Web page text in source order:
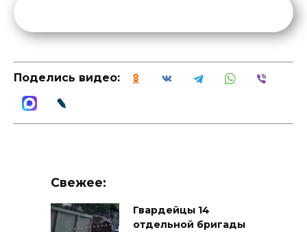
Поделись видео:
Свежее:
Гвардейцы 14
отдельной бригады